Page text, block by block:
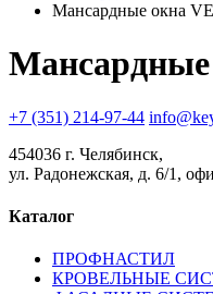
Мансардные окна
+7 (351) 214-97-44
454036 г. Челябинск,
ул. Радонежская, д. 6/1,
Каталог
ПРОФНАСТИЛ
КРОВЕЛЬНЫЕ